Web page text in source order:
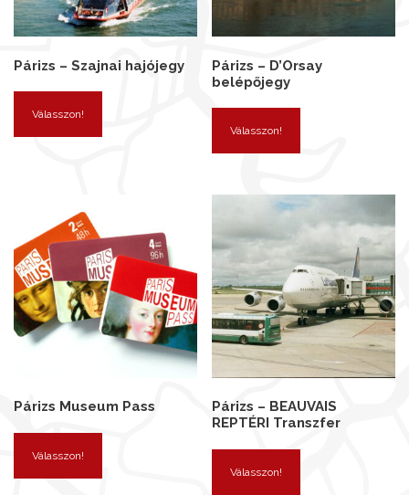
Párizs – Szajnai hajójegy
Válasszon!
Párizs – D’Orsay
belépőjegy
Válasszon!
Párizs Museum Pass
Válasszon!
Párizs – BEAUVAIS
REPTÉRI Transzfer
Válasszon!